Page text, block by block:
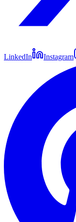
LinkedIn Instagram